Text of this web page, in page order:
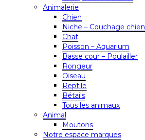
Animalerie
Chien
Niche – Couchage chien
Chat
Poisson – Aquarium
Basse cour – Poulailler
Rongeur
Oiseau
Reptile
Bétails
Tous les animaux
Animal
Moutons
Notre espace marques